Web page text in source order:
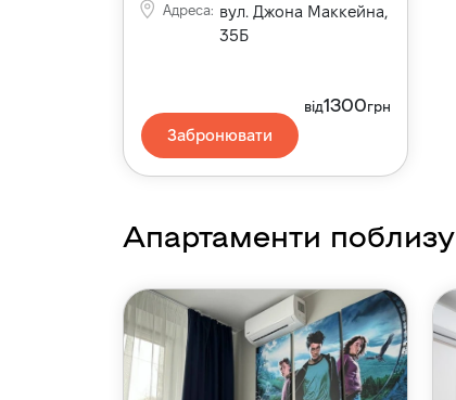
Адреса: вул. Джона Маккейна,
35Б
від1300грн
Забронювати
Апартаменти поблизу